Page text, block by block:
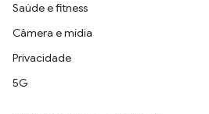
Saúde e fitness
Câmera e mídia
Privacidade
5G